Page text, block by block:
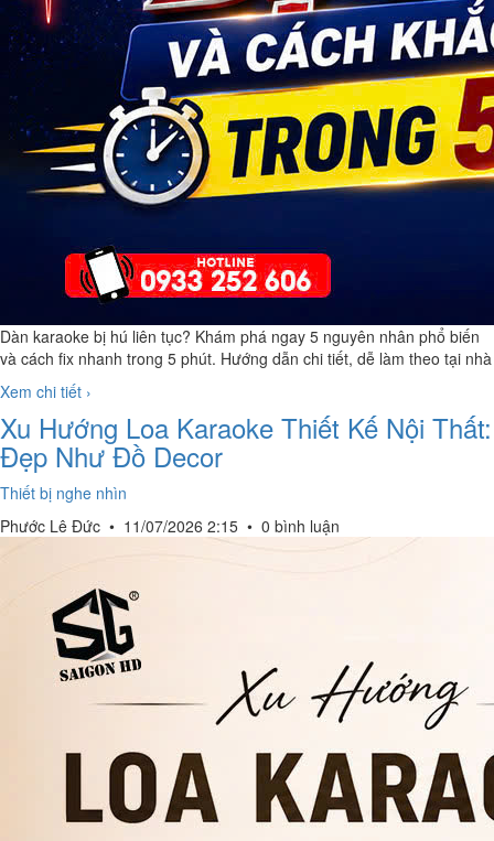
Dàn karaoke bị hú liên tục? Khám phá ngay 5 nguyên nhân phổ biến
và cách fix nhanh trong 5 phút. Hướng dẫn chi tiết, dễ làm theo tại nhà
Xem chi tiết ›
Xu Hướng Loa Karaoke Thiết Kế Nội Thất:
Đẹp Như Đồ Decor
Thiết bị nghe nhìn
Phước Lê Đức • 11/07/2026 2:15 • 0 bình luận